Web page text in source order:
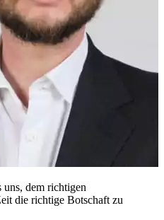
uns, dem richtigen
die richtige Botschaft zu